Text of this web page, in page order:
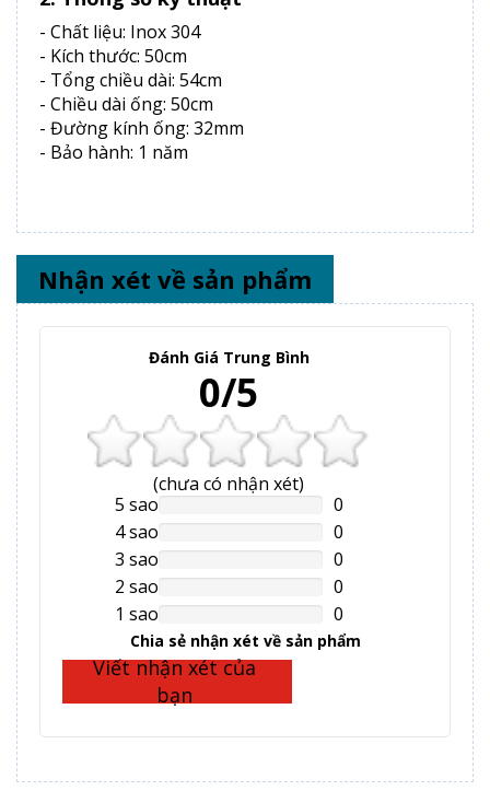
- Chất liệu: Inox 304
- Kích thước: 50cm
- Tổng chiều dài: 54cm
- Chiều dài ống: 50cm
- Đường kính ống: 32mm
- Bảo hành: 1 năm
Nhận xét về sản phẩm
Đánh Giá Trung Bình
0/5
(chưa có nhận xét)
5 saoNAN%
Complete
0
4 saoNAN%
Complete
0
3 saoNAN%
Complete
0
2 saoNAN%
Complete
0
1 saoNAN%
Complete
0
Chia sẻ nhận xét về sản phẩm
Viết nhận xét của
bạn